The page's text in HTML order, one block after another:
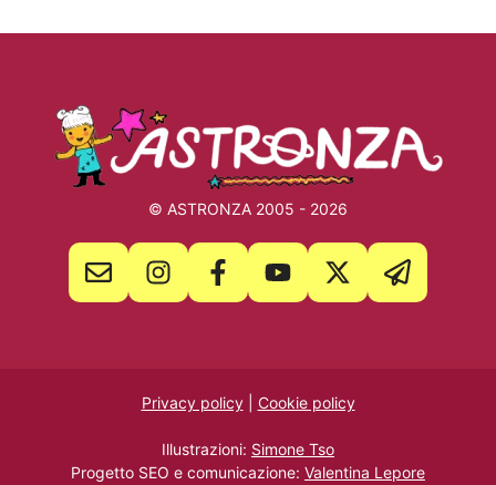
© ASTRONZA 2005 - 2026
Privacy policy| Cookie policy
Illustrazioni: Simone Tso
Progetto SEO e comunicazione: Valentina Lepore